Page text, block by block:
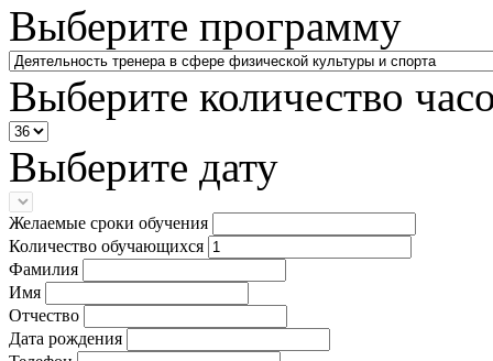
Выберите программу
Выберите количество
Выберите дату
Желаемые сроки обучения
Количество обучающихся
Фамилия
Имя
Отчество
Дата рождения